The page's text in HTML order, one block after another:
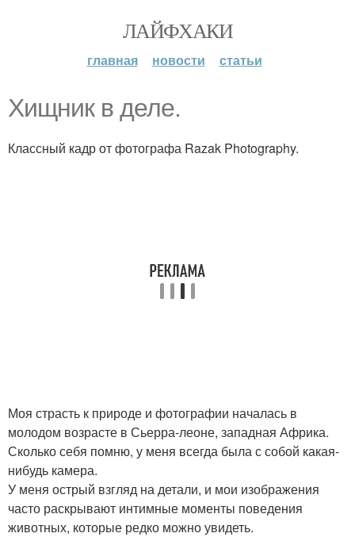
ЛАЙФХАКИ
главная новости статьи
Хищник в деле.
Классный кадр от фотографа Razak Photography.
Моя страсть к природе и фотографии началась в
молодом возрасте в Сьерра-леоне, западная Африка.
Сколько себя помню, у меня всегда была с собой какая-
нибудь камера.
У меня острый взгляд на детали, и мои изображения
часто раскрывают интимные моменты поведения
животных, которые редко можно увидеть.